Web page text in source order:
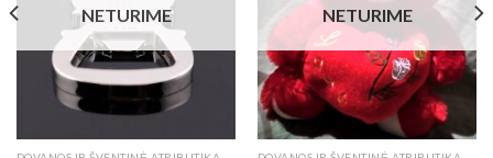
NETURIME NETURIME